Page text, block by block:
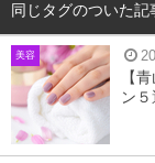
同じタグのついた記
美容
【
ン５